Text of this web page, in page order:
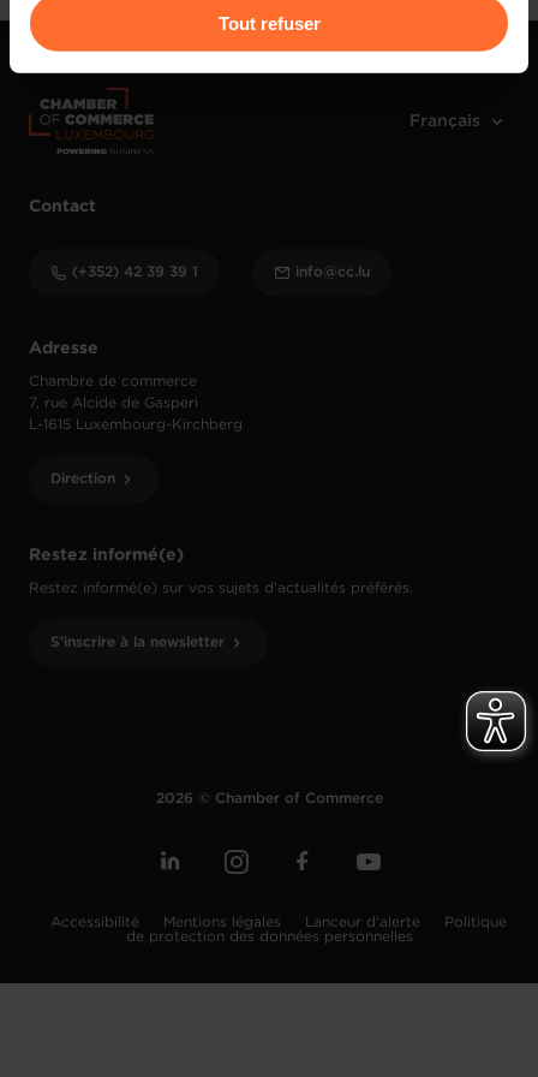
Pour de plus amples informations sur la manière dont
nous utilisons lescookies et sommes amenés à traiter
vos données personnelles, vous pouvez consulter notre
Charte d’usage des cookies
protection des données personnelles
Tout refuser
Restez informé(e)
Restez informé(e) sur vos sujets d’actualités préférés.
S'inscrire à la newsletter
Adresse
Chambre de commerce
7, rue Alcide de Gasperi
L-1615 Luxembourg-Kirchberg
Direction
Contact
(+352) 42 39 39 1 info@cc.lu
2026 © Chamber of Commerce
Accessibilité Mentions légales Lanceur d'alerte
Politique
de protection des données personnelles